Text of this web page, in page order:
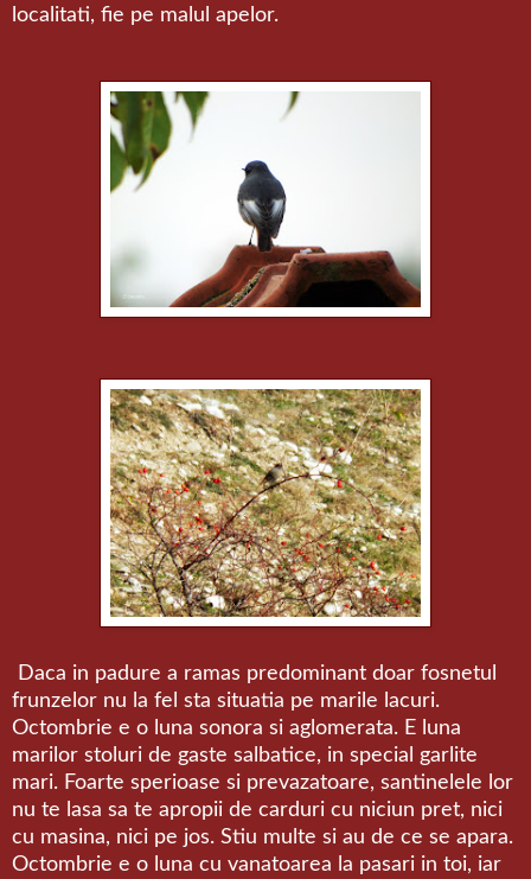
localitati, fie pe malul apelor.
Daca in padure a ramas predominant doar fosnetul
frunzelor nu la fel sta situatia pe marile lacuri.
Octombrie e o luna sonora si aglomerata. E luna
marilor stoluri de gaste salbatice, in special garlite
mari. Foarte sperioase si prevazatoare, santinelele lor
nu te lasa sa te apropii de carduri cu niciun pret, nici
cu masina, nici pe jos. Stiu multe si au de ce se apara.
Octombrie e o luna cu vanatoarea la pasari in toi, iar